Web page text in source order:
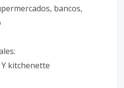
bancos,
kitchenette